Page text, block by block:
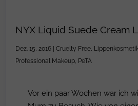
NYX Liquid Suede Cream
Dez. 15, 2016 Cruelty Free,
Professional Makeup, PeTA
Vor ein paar Wochen war ich